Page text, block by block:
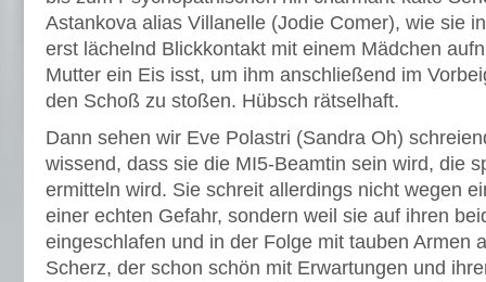
Astankova alias Villanelle (Jodie Comer), wie sie
erst lächelnd Blickkontakt mit einem Mädchen
Mutter ein Eis isst, um ihm anschließend im
den Schoß zu stoßen. Hübsch rätselhaft.
Dann sehen wir Eve Polastri (Sandra Oh)
wissend, dass sie die MI5-Beamtin sein wird, die
ermitteln wird. Sie schreit allerdings nicht wegen
einer echten Gefahr, sondern weil sie auf ihren
eingeschlafen und in der Folge mit tauben Armen
Scherz, der schon schön mit Erwartungen und